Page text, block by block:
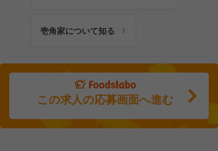
壱角家について知る
この求人の応募画面へ進む